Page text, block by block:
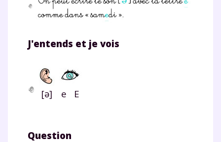
J'entends et je vois
[ə] e E
Question